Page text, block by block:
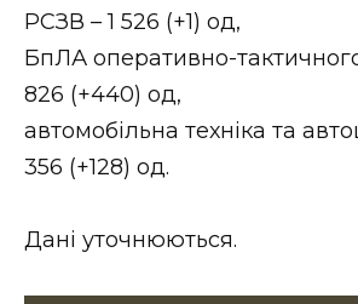
ФОТО
ВІДЕО
РСЗВ – 1 526 (+1) од,
БпЛА оперативно-
826 (+440) од,
автомобільна техніка та
356 (+128) од.
Дані уточнюються.